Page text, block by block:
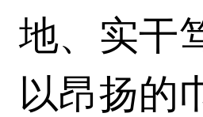
地、实干
以昂扬的